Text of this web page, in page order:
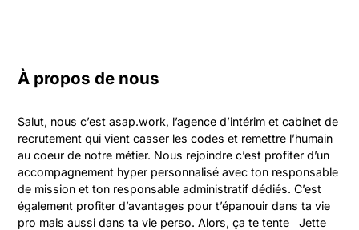
À propos de nous
Salut, nous c’est asap.work, l’agence d’intérim et cabinet de
recrutement qui vient casser les codes et remettre l’humain
au coeur de notre métier. Nous rejoindre c’est profiter d’un
accompagnement hyper personnalisé avec ton responsable
de mission et ton responsable administratif dédiés. C’est
également profiter d’avantages pour t’épanouir dans ta vie
pro mais aussi dans ta vie perso. Alors, ça te tente   Jette